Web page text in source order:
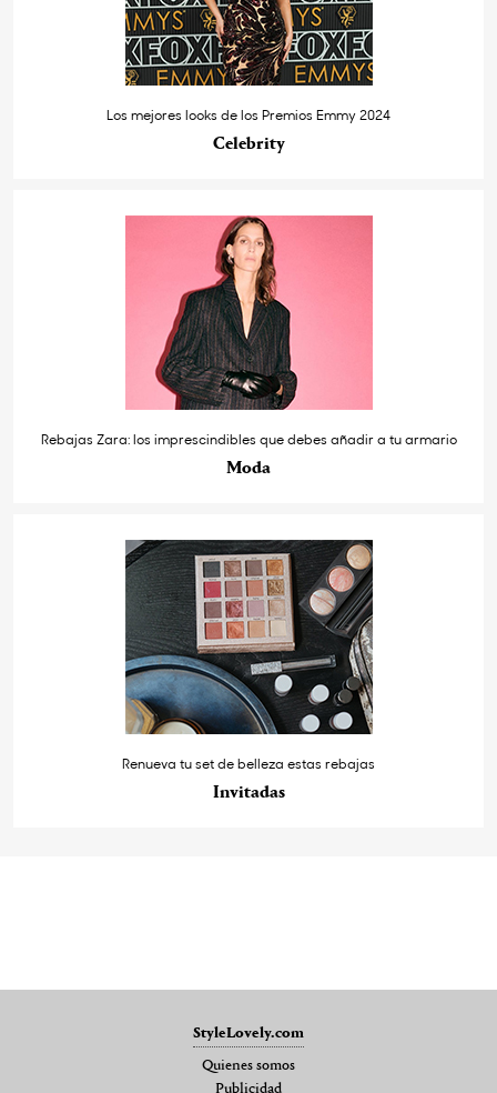
Los mejores looks de los Premios Emmy 2024
Celebrity
Rebajas Zara: los imprescindibles que debes añadir a tu armario
Moda
Renueva tu set de belleza estas rebajas
Invitadas
StyleLovely.com
Quienes somos
Publicidad